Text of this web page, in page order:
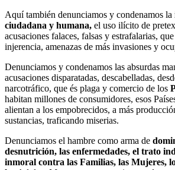
Aquí también denunciamos y condenamos la
ciudadana y humana, el uso ilícito de
acusaciones falaces, falsas y estrafalarias,
injerencia, amenazas de más invasiones y
Denunciamos y condenamos las absurdas
acusaciones disparatadas, descabelladas,
narcotráfico, que és plaga y comercio de los
habitan millones de consumidores, esos
alientan a los empobrecidos, a más
sustancias, traficando miserias.
Denunciamos el hambre como arma de
desnutrición, las enfermedades, el trato
inmoral contra las Familias, las Mujeres,